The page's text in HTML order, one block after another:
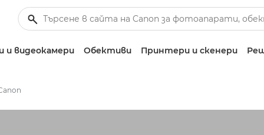
видеокамери Обективи Принтери и скенери